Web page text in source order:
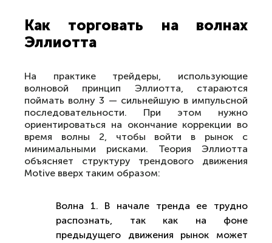
Как торговать на волнах
Эллиотта
На практике трейдеры, использующие
волновой принцип Эллиотта, стараются
поймать волну 3 — сильнейшую в импульсной
последовательности. При этом нужно
ориентироваться на окончание коррекции во
время волны 2, чтобы войти в рынок с
минимальными рисками. Теория Эллиотта
объясняет структуру трендового движения
Motive вверх таким образом:
Волна 1. В начале тренда ее трудно
распознать, так как на фоне
предыдущего движения рынок может